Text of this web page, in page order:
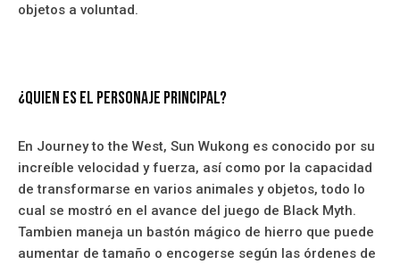
objetos a voluntad.
¿Quien es el personaje principal?
En Journey to the West, Sun Wukong es conocido por su
increíble velocidad y fuerza, así como por la capacidad
de transformarse en varios animales y objetos, todo lo
cual se mostró en el avance del juego de Black Myth.
Tambien maneja un bastón mágico de hierro que puede
aumentar de tamaño o encogerse según las órdenes de